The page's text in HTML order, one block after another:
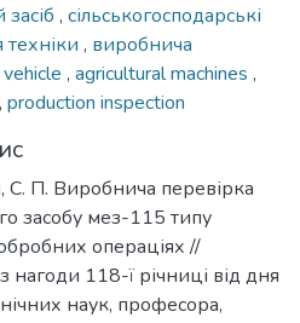
, сільськогосподарські
техніки , виробнича
, agricultural machines ,
, production inspection
П. Виробнича перевірка
засобу мез-115 типу
операціях //
нагоди 118-ї річниці від дня
наук, професора,